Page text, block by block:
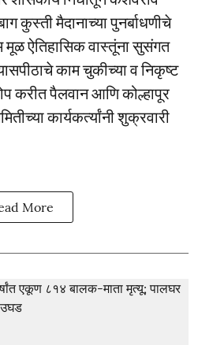
कुस्ती मैदानाच्या पुनर्बाधणीचे
ऐतिहासिक वास्तूंना सुसंगत
काम चुकीच्या व निकृष्ट
करीत पैलवान आणि कोल्हापूर
कार्यकर्त्यांनी शुक्रवारी
More